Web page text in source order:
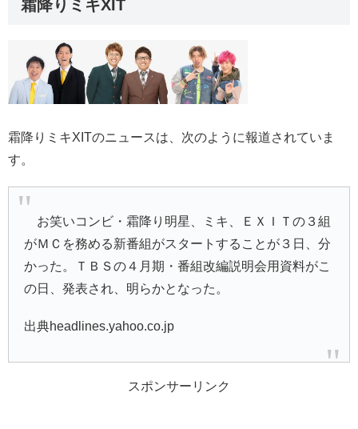
霜降りミキXIT
霜降りミキXITのニュースは、次のように報道されていま
す。
お笑いコンビ・霜降り明星、ミキ、ＥＸＩＴの３組
がＭＣを務める新番組がスタートすることが３日、分
かった。ＴＢＳの４月期・番組改編説明会用資料がこ
の日、発表され、明らかとなった。
出典headlines.yahoo.co.jp
スポンサーリンク